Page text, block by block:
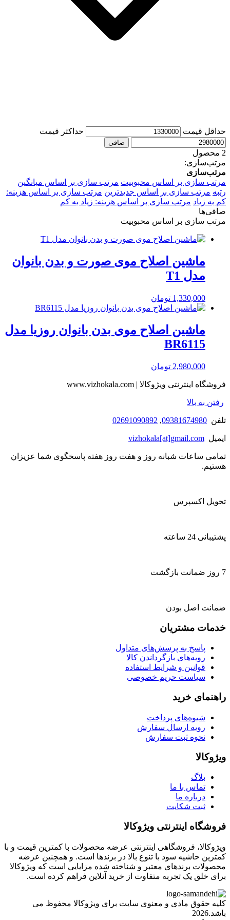
حداقل قیمت حداكثر قيمت
صافی
2 محصول
مرتب‌سازی:
مرتب‌سازی
مرتب سازی بر اساس محبوبیت مرتب سازی بر اساس میانگین
رتبه مرتب سازی بر اساس جدیدترین مرتب سازی بر اساس هزینه:
کم به زیاد مرتب سازی بر اساس هزینه: زیاد به کم
صافی‌ها
مرتب سازی بر اساس محبوبیت
ماشین اصلاح موی صورت و بدن بانوان
مدل T1
1,330,000 تومان
ماشین اصلاح موی بدن بانوان روزیا مدل
BR6115
2,980,000 تومان
فروشگاه اینترنتی ویژوکالا | www.vizhokala.com
رفتن به بالا
تلفن 09381674980
,
02691090892
ایمیل vizhokala[at]gmail.com
تمامی ساعات شبانه روز و هفت روز هفته پاسخگوی شما عزیزان
هستیم.
تحویل اکسپرس
پشتیبانی 24 ساعته
7 روز ضمانت بازگشت
ضمانت اصل بودن
خدمات مشتریان
پاسخ به پرسش‌های متداول
رویه‌های بازگرداندن کالا
قوانین و شرایط استفاده
سیاست حریم خصوصی
راهنمای خرید
شیوه‌های پرداخت
رویه ارسال سفارش
نحوه ثبت سفارش
ویژوکالا
بلاگ
تماس با ما
درباره ما
ثبت شکایت
فروشگاه اینترنتی ویژوکالا
ویژوکالا، فروشگاهی اینترنتی عرضه محصولات با کمترین قیمت و با
کمترین حاشیه سود با تنوع بالا در برندها است. و همچنین عرضه
محصولات برندهای معتبر و شناخته شده مزایایی است که ویژوکالا
برای خلق یک تجربه متفاوت از خرید آنلاین فراهم کرده است.
کلیه حقوق مادی و معنوی سایت برای ویژوکالا محفوظ می
باشد.2026